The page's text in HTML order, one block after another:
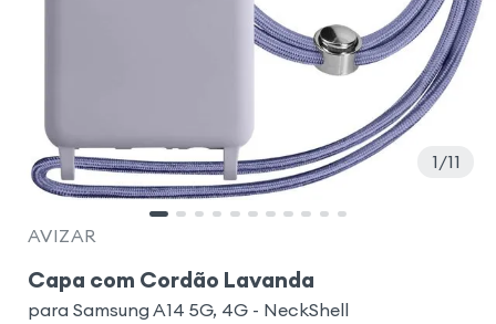
1 11
AVIZAR
Capa com Cordão Lavanda
para Samsung A14 5G, 4G - NeckShell